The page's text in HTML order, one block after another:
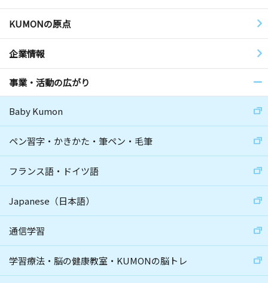
KUMONの原点
企業情報
事業・活動の広がり
Baby Kumon
ペン習字・かきかた・筆ペン・毛筆
フランス語・ドイツ語
Japanese（日本語）
通信学習
学習療法・脳の健康教室・KUMONの脳トレ